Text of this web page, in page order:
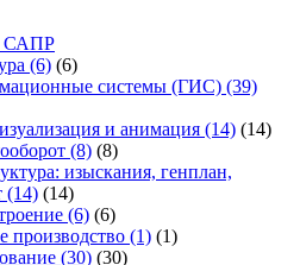
САПР
(6) (6)
системы (ГИС) (39)
и анимация (14) (14)
(8) (8)
изыскания, генплан,
(14) (14)
(6) (6)
производство (1) (1)
(30) (30)